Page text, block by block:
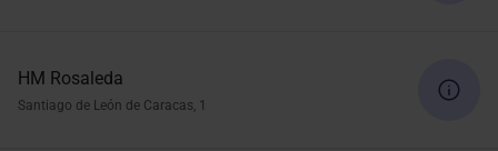
HM Rosaleda
Santiago de León de Caracas, 1